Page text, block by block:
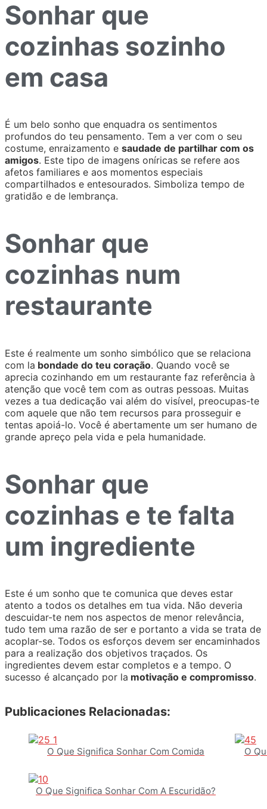
Sonhar que
cozinhas sozinho
em casa
É um belo sonho que enquadra os sentimentos
profundos do teu pensamento. Tem a ver com o seu
costume, enraizamento e saudade de partilhar com os
amigos. Este tipo de imagens oníricas se refere aos
afetos familiares e aos momentos especiais
compartilhados e entesourados. Simboliza tempo de
gratidão e de lembrança.
Sonhar que
cozinhas num
restaurante
Este é realmente um sonho simbólico que se relaciona
com la bondade do teu coração. Quando você se
aprecia cozinhando em um restaurante faz referência à
atenção que você tem com as outras pessoas. Muitas
vezes a tua dedicação vai além do visível, preocupas-te
com aquele que não tem recursos para prosseguir e
tentas apoiá-lo. Você é abertamente um ser humano de
grande apreço pela vida e pela humanidade.
Sonhar que
cozinhas e te falta
um ingrediente
Este é um sonho que te comunica que deves estar
atento a todos os detalhes em tua vida. Não deveria
descuidar-te nem nos aspectos de menor relevância,
tudo tem uma razão de ser e portanto a vida se trata de
acoplar-se. Todos os esforços devem ser encaminhados
para a realização dos objetivos traçados. Os
ingredientes devem estar completos e a tempo. O
sucesso é alcançado por la motivação e compromisso.
Publicaciones Relacionadas:
O Que Significa Sonhar Com Comida O
O Que Significa Sonhar Com A Escuridão?